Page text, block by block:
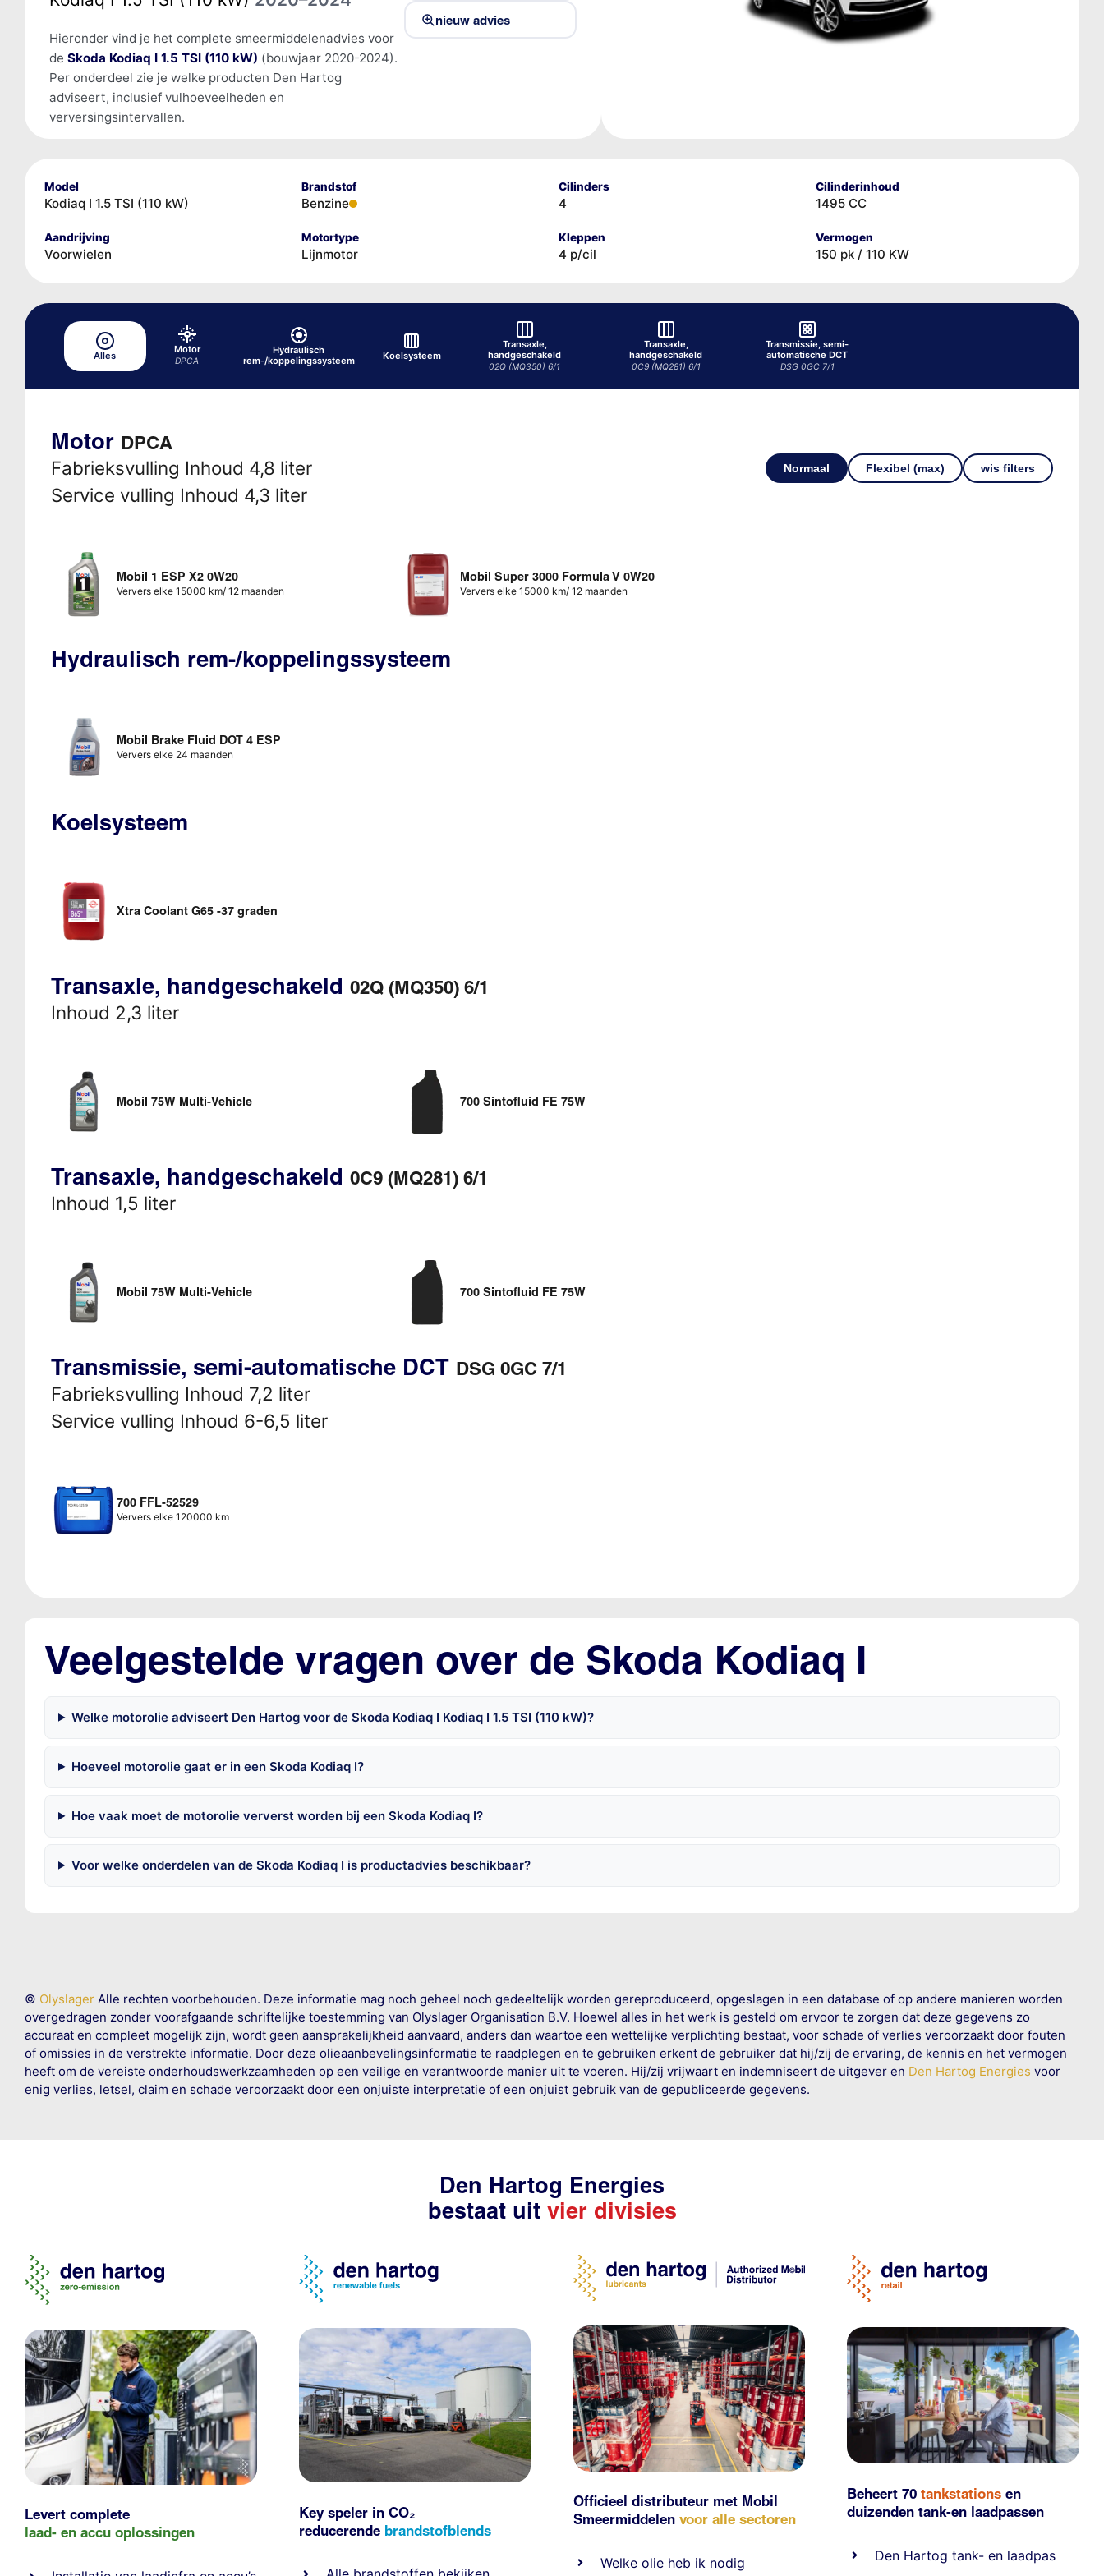
Hieronder vind je het complete smeermiddelenadvies voor
de Skoda Kodiaq I 1.5 TSI (110 kW) (bouwjaar 2020-2024).
Per onderdeel zie je welke producten Den Hartog
adviseert, inclusief vulhoeveelheden en
verversingsintervallen.
nieuw advies
Model
Kodiaq I 1.5 TSI (110 kW)
Brandstof
Benzine
Cilinders
4
Cilinderinhoud
1495 CC
Aandrijving
Voorwielen
Motortype
Lijnmotor
Kleppen
4 p/cil
Vermogen
150 pk / 110 KW
Alles
Motor
DPCA
Hydraulisch
rem-/koppelingssysteem
Koelsysteem
Transaxle,
handgeschakeld
02Q (MQ350) 6/1
Transaxle,
handgeschakeld
0C9 (MQ281) 6/1
Transmissie, semi-
automatische DCT
DSG 0GC 7/1
Motor DPCA
Fabrieksvulling Inhoud 4,8 liter
Service vulling Inhoud 4,3 liter
Normaal Flexibel (max) wis filters
Mobil 1 ESP X2 0W20
Ververs elke 15000 km/ 12 maanden
Mobil Super 3000 Formula V 0W20
Ververs elke 15000 km/ 12 maanden
Hydraulisch rem-/koppelingssysteem
Mobil Brake Fluid DOT 4 ESP
Ververs elke 24 maanden
Koelsysteem
Xtra Coolant G65 -37 graden
Transaxle, handgeschakeld 02Q (MQ350) 6/1
Inhoud 2,3 liter
Mobil 75W Multi-Vehicle 700 Sintofluid FE 75W
Transaxle, handgeschakeld 0C9 (MQ281) 6/1
Inhoud 1,5 liter
Mobil 75W Multi-Vehicle 700 Sintofluid FE 75W
Transmissie, semi-automatische DCT DSG 0GC 7/1
Fabrieksvulling Inhoud 7,2 liter
Service vulling Inhoud 6-6,5 liter
700 FFL-52529
Ververs elke 120000 km
Veelgestelde vragen over de Skoda Kodiaq I
Welke motorolie adviseert Den Hartog voor de Skoda Kodiaq I Kodiaq I 1.5 TSI (110 kW)?
Hoeveel motorolie gaat er in een Skoda Kodiaq I?
Hoe vaak moet de motorolie ververst worden bij een Skoda Kodiaq I?
Voor welke onderdelen van de Skoda Kodiaq I is productadvies beschikbaar?
© OlyslagerAlle rechten voorbehouden. Deze informatie mag noch geheel noch gedeeltelijk worden gereproduceerd, opgeslagen in een database of op andere manieren worden
overgedragen zonder voorafgaande schriftelijke toestemming van Olyslager Organisation B.V. Hoewel alles in het werk is gesteld om ervoor te zorgen dat deze gegevens zo
accuraat en compleet mogelijk zijn, wordt geen aansprakelijkheid aanvaard, anders dan waartoe een wettelijke verplichting bestaat, voor schade of verlies veroorzaakt door fouten
of omissies in de verstrekte informatie. Door deze olieaanbevelingsinformatie te raadplegen en te gebruiken erkent de gebruiker dat hij/zij de ervaring, de kennis en het vermogen
heeft om de vereiste onderhoudswerkzaamheden op een veilige en verantwoorde manier uit te voeren. Hij/zij vrijwaart en indemniseert de uitgever en Den Hartog Energies voor
enig verlies, letsel, claim en schade veroorzaakt door een onjuiste interpretatie of een onjuist gebruik van de gepubliceerde gegevens.
Den Hartog Energies
bestaat uit vier divisies
Levert complete
laad- en accu oplossingen
Key speler in CO₂
reducerende brandstofblends
Officieel distributeur met Mobil
Smeermiddelen voor alle sectoren
Welke olie heb ik nodig
Beheert 70tankstationsen
duizendentank-en laadpassen
Den Hartog tank- en laadpas